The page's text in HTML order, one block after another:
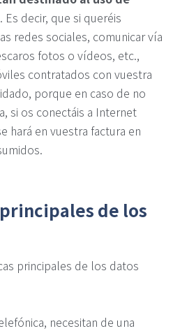
. Es decir, que si queréis
redes sociales, comunicar vía
fotos o vídeos, etc.,
contratados con vuestra
porque en caso de no
si os conectáis a Internet
hará en vuestra factura en
de los
principales de los datos
necesitan de una